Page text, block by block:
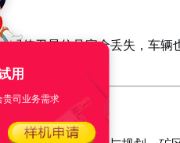
即使卫星信号完全丢失，车
用
司业务需求